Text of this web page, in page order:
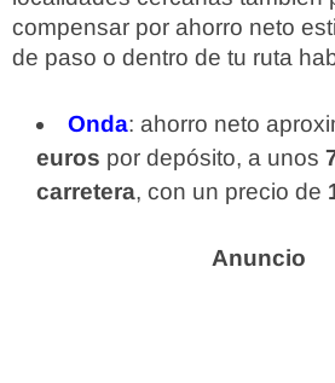
compensar por ahorro neto
de paso o dentro de tu ruta
Onda: ahorro neto
euros por depósito, a unos
carretera, con un precio de